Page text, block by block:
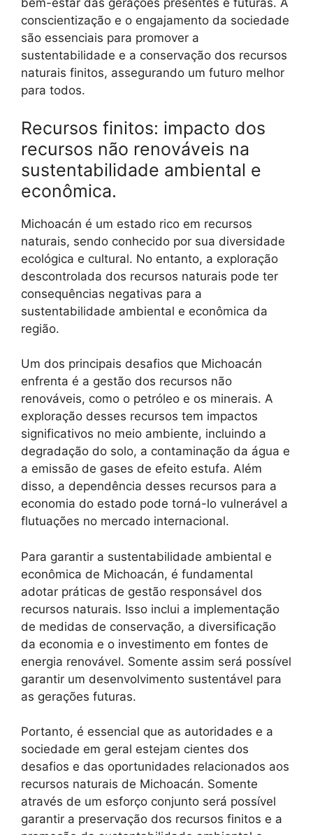
bem-estar das gerações presentes e futuras. A
conscientização e o engajamento da sociedade
são essenciais para promover a
sustentabilidade e a conservação dos recursos
naturais finitos, assegurando um futuro melhor
para todos.
Recursos finitos: impacto dos
recursos não renováveis na
sustentabilidade ambiental e
econômica.
Michoacán é um estado rico em recursos
naturais, sendo conhecido por sua diversidade
ecológica e cultural. No entanto, a exploração
descontrolada dos recursos naturais pode ter
consequências negativas para a
sustentabilidade ambiental e econômica da
região.
Um dos principais desafios que Michoacán
enfrenta é a gestão dos recursos não
renováveis, como o petróleo e os minerais. A
exploração desses recursos tem impactos
significativos no meio ambiente, incluindo a
degradação do solo, a contaminação da água e
a emissão de gases de efeito estufa. Além
disso, a dependência desses recursos para a
economia do estado pode torná-lo vulnerável a
flutuações no mercado internacional.
Para garantir a sustentabilidade ambiental e
econômica de Michoacán, é fundamental
adotar práticas de gestão responsável dos
recursos naturais. Isso inclui a implementação
de medidas de conservação, a diversificação
da economia e o investimento em fontes de
energia renovável. Somente assim será possível
garantir um desenvolvimento sustentável para
as gerações futuras.
Portanto, é essencial que as autoridades e a
sociedade em geral estejam cientes dos
desafios e das oportunidades relacionados aos
recursos naturais de Michoacán. Somente
através de um esforço conjunto será possível
garantir a preservação dos recursos finitos e a